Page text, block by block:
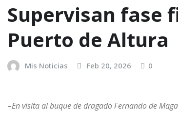
Supervisan fase
Puerto de Altura
Mis Noticias Feb 20, 2026 0
–En visita al buque de dragado Fernando de